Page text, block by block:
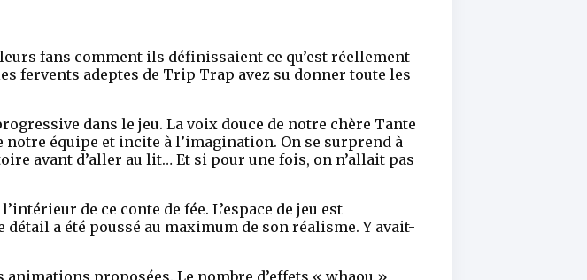
fans comment ils définissaient ce qu’est réellement
fervents adeptes de Trip Trap avez su donner toute les
dans le jeu. La voix douce de notre chère Tante
équipe et incite à l’imagination. On se surprend à
avant d’aller au lit… Et si pour une fois, on n’allait pas
de ce conte de fée. L’espace de jeu est
a été poussé au maximum de son réalisme. Y avait-
proposées. Le nombre d’effets « whaou »